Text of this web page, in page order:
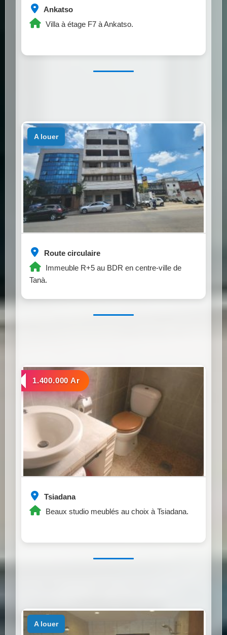
Ankatso
Villa à étage F7 à Ankatso.
Route circulaire
Immeuble R+5 au BDR en centre-ville de
Tanà.
a louer
Tsiadana
Beaux studio meublés au choix à Tsiadana.
a louer
1.400.000 Ar
a louer